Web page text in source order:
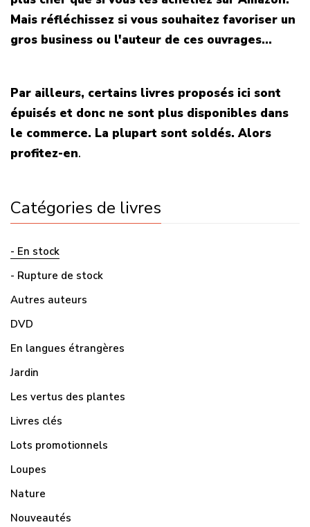
Mais réfléchissez si vous souhaitez favoriser un
gros business ou l'auteur de ces ouvrages...
Par ailleurs, certains livres proposés ici sont
épuisés et donc ne sont plus disponibles dans
le commerce. La plupart sont soldés. Alors
profitez-en.
Catégories de livres
- En stock
- Rupture de stock
Autres auteurs
DVD
En langues étrangères
Jardin
Les vertus des plantes
Livres clés
Lots promotionnels
Loupes
Nature
Nouveautés